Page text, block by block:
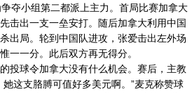
小组第二都派上主力。首局比赛加拿大
击出一支一垒安打。随后加拿大利用中国
出局。轮到中国队进攻，张爱击出左外场
一一分。此后双方再无得分。
球令加拿大没有什么机会。赛后，主教
这支胳膊可值好多美元啊。”麦克称赞球